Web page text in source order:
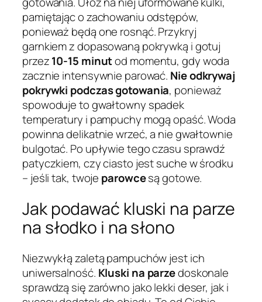
pamiętając o zachowaniu odstępów,
ponieważ będą one rosnąć. Przykryj
garnkiem z dopasowaną pokrywką i gotuj
przez10-15 minutod momentu, gdy woda
zacznie intensywnie parować. Nie odkrywaj
pokrywki podczas gotowania, ponieważ
spowoduje to gwałtowny spadek
temperatury i pampuchy mogą opaść. Woda
powinna delikatnie wrzeć, a nie gwałtownie
bulgotać. Po upływie tego czasu sprawdź
patyczkiem, czy ciasto jest suche w środku
– jeśli tak, twoje parowcesą gotowe.
Jak podawać kluski na parze
na słodko i na słono
Niezwykłą zaletą pampuchów jest ich
uniwersalność. Kluski na parzedoskonale
sprawdzą się zarówno jako lekki deser, jak i